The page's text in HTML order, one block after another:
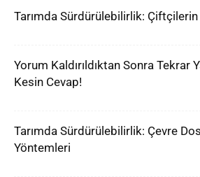
Tarımda Sürdürülebilirlik: Çiftçilerin
Yorum Kaldırıldıktan Sonra Tekrar
Kesin Cevap!
Tarımda Sürdürülebilirlik: Çevre
Yöntemleri